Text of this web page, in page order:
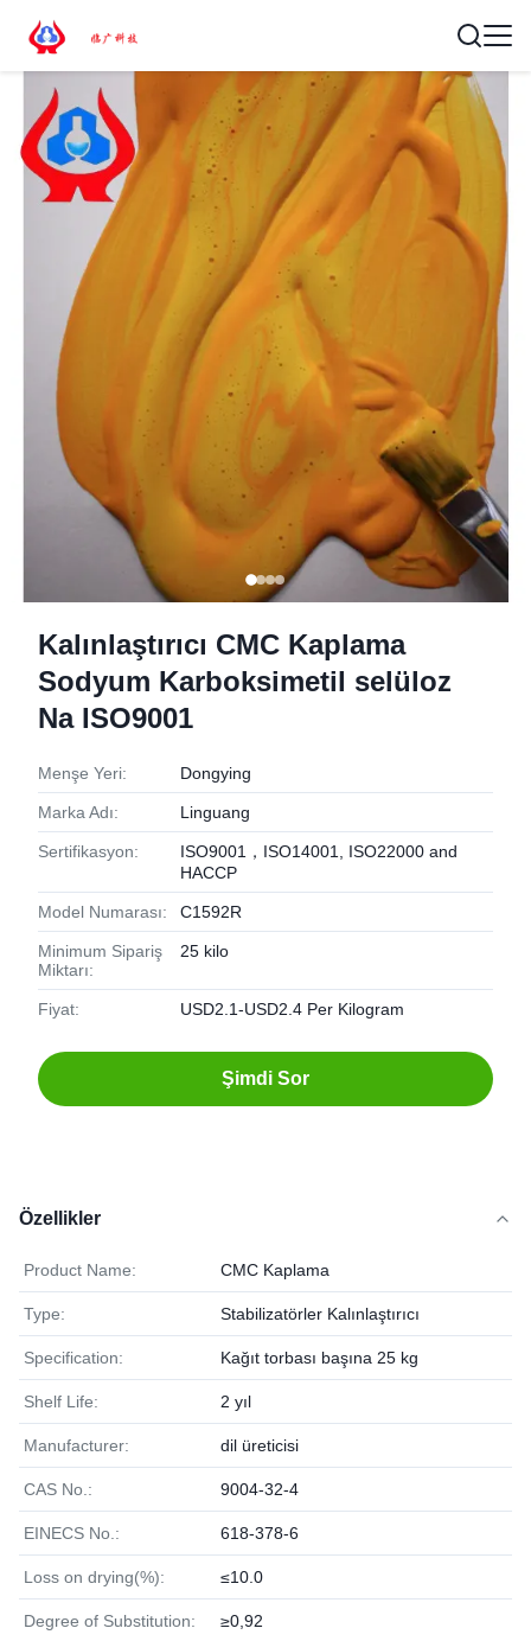
Kalınlaştırıcı CMC Kaplama
Sodyum Karboksimetil selüloz
Na ISO9001
Menşe Yeri: Dongying
Marka Adı: Linguang
Sertifikasyon:
ISO9001，ISO14001, ISO22000 and
HACCP
Model Numarası: C1592R
Minimum Sipariş
Miktarı:
25 kilo
Fiyat: USD2.1-USD2.4 Per Kilogram
Şimdi Sor
Özellikler
Product Name: CMC Kaplama
Type: Stabilizatörler Kalınlaştırıcı
Specification: Kağıt torbası başına 25 kg
Shelf Life: 2 yıl
Manufacturer: dil üreticisi
CAS No.: 9004-32-4
EINECS No.: 618-378-6
Loss on drying(%): ≤10.0
Degree of Substitution: ≥0,92